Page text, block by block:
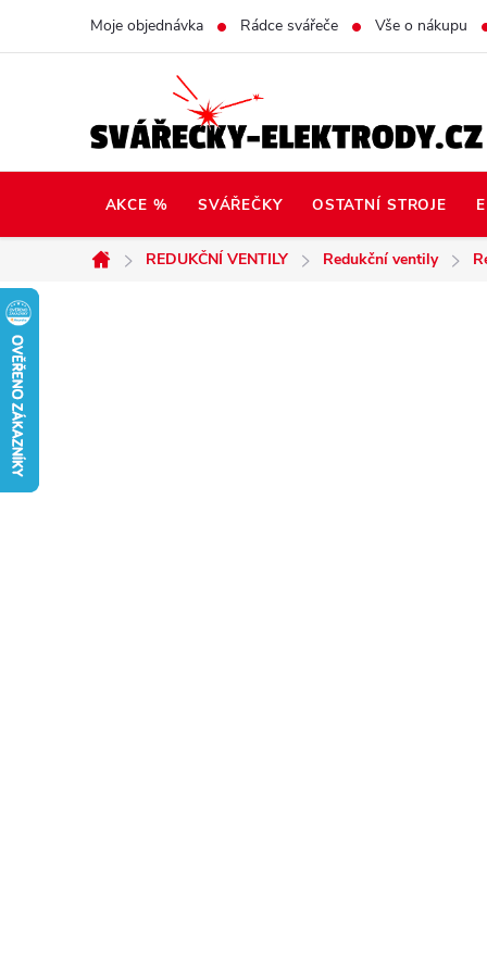
Moje objednávka Rádce svářeče Vše o nákupu
AKCE % SVÁŘEČKY OSTATNÍ STROJE
Domů
REDUKČNÍ VENTILY Redukční ventily